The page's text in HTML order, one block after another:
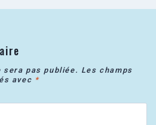
sera pas publiée. Les champs
avec *